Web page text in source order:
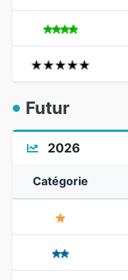
Futur
2026
Catégorie